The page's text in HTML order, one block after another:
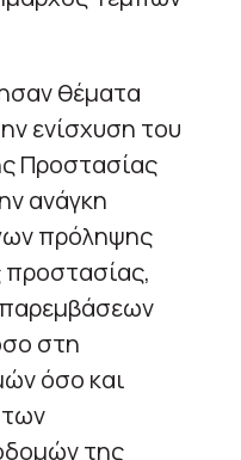
θέματα
ενίσχυση του
Προστασίας
ανάγκη
πρόληψης
προστασίας,
στη
όσο και
της